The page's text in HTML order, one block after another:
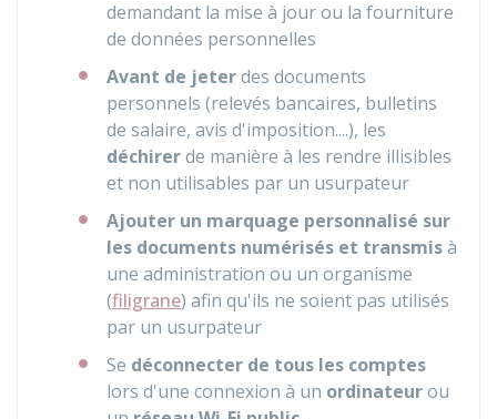
demandant la mise à jour ou la fourniture
de données personnelles
Avant de jeterdes documents
personnels (relevés bancaires, bulletins
de salaire, avis d'imposition....), les
déchirerde manière à les rendre illisibles
et non utilisables par un usurpateur
Ajouter un marquage personnalisé sur
les documents numérisés et transmisà
une administration ou un organisme
(filigrane) afin qu'ils ne soient pas utilisés
par un usurpateur
Se déconnecter de tous les comptes
lors d'une connexion à un ordinateurou